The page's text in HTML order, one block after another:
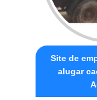
Site de
alugar